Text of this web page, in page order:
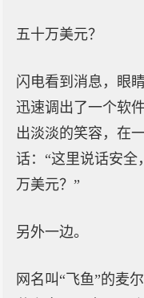
五十万美元？
闪电看到消息，眼
迅速调出了一个软
出淡淡的笑容，在
话：“这里说话安
万美元？”
另外一边。
网名叫“飞鱼”的麦